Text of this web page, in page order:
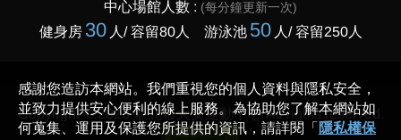
Copyright © 2023 臺北市大安運動中心 All rights reserved.